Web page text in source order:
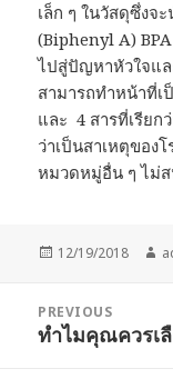
เล็ก ๆ ในวัสดุซึ่งจ
(Biphenyl A)
ไปสู่ปัญหาหัวใจแ
สามารถทำหน้าที่เ
และ 4 สารที่เรียก
ว่าเป็นสาเหตุของ
หมวดหมู่อื่น ๆ ไม่
Posted
12/19/2018
navigation
PREVIOUS
Previous
ทำไมคุณควรเ